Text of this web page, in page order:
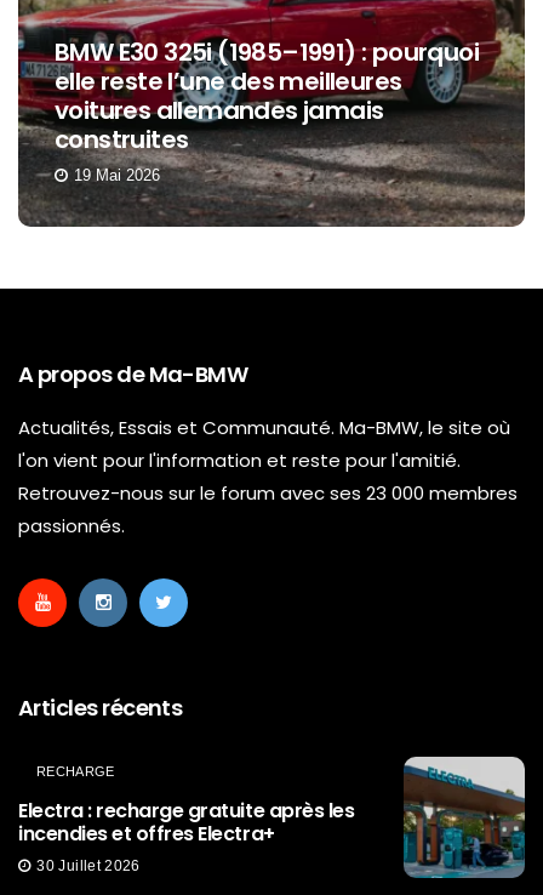
BMW E30 325i (1985–1991) : pourquoi
elle reste l’une des meilleures
voitures allemandes jamais
construites
19 Mai 2026
A propos de Ma-BMW
Actualités, Essais et Communauté. Ma-BMW, le site où
l'on vient pour l'information et reste pour l'amitié.
Retrouvez-nous sur le forum avec ses 23 000 membres
passionnés.
Articles récents
RECHARGE
Electra : recharge gratuite après les
incendies et offres Electra+
30 Juillet 2026